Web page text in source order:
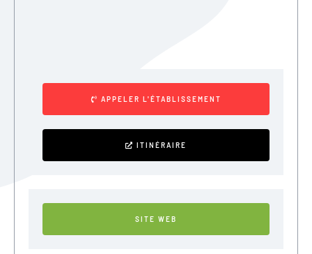
APPELER L'ÉTABLISSEMENT
ITINÉRAIRE
SITE WEB